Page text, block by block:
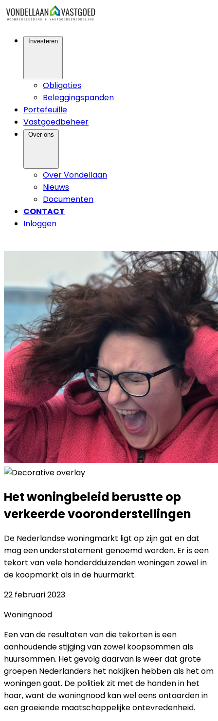
Obligaties
Beleggingspanden
Portefeuille
Vastgoedbeheer
Over Vondellaan
Nieuws
Documenten
CONTACT
Inloggen
Het woningbeleid berustte op
verkeerde vooronderstellingen
De Nederlandse woningmarkt ligt op zijn gat en dat
mag een understatement genoemd worden. Er is een
tekort van vele honderdduizenden woningen zowel in
de koopmarkt als in de huurmarkt.
22 februari 2023
Woningnood
Een van de resultaten van die tekorten is een
aanhoudende stijging van zowel koopsommen als
huursommen. Het gevolg daarvan is weer dat grote
groepen Nederlanders het nakijken hebben als het om
woningen gaat. De politiek zit met de handen in het
haar, want de woningnood kan wel eens ontaarden in
een groeiende maatschappelijke ontevredenheid.